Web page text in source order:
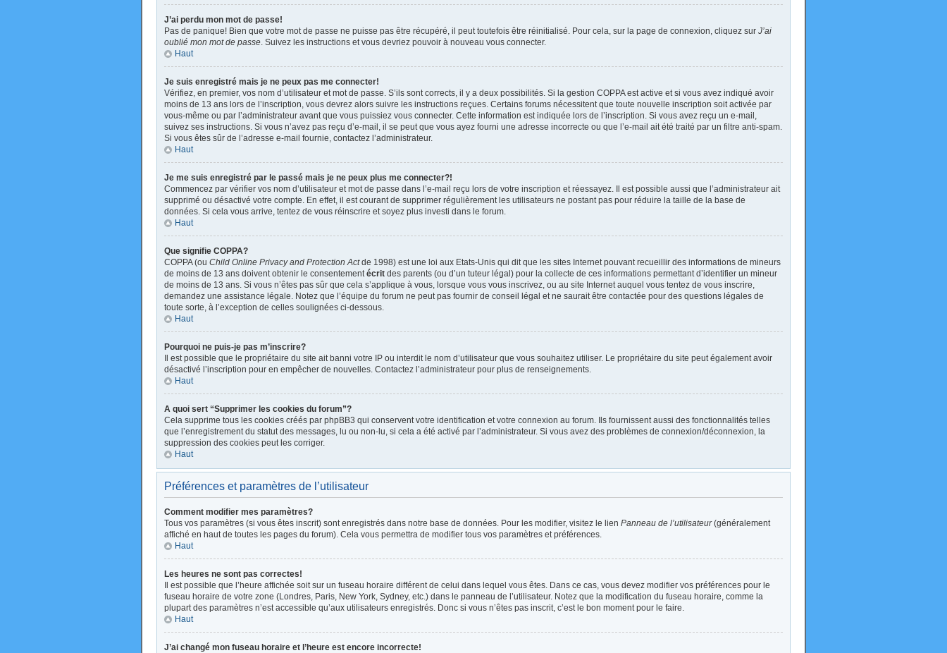
J’ai perdu mon mot de passe!
Pas de panique! Bien que votre mot de passe ne puisse pas être récupéré, il peut toutefois être réinitialisé. Pour cela, sur la page de connexion, cliquez sur J’ai
oublié mon mot de passe. Suivez les instructions et vous devriez pouvoir à nouveau vous connecter.
Haut
Je suis enregistré mais je ne peux pas me connecter!
Vérifiez, en premier, vos nom d’utilisateur et mot de passe. S’ils sont corrects, il y a deux possibilités. Si la gestion COPPA est active et si vous avez indiqué avoir
moins de 13 ans lors de l’inscription, vous devrez alors suivre les instructions reçues. Certains forums nécessitent que toute nouvelle inscription soit activée par
vous-même ou par l’administrateur avant que vous puissiez vous connecter. Cette information est indiquée lors de l’inscription. Si vous avez reçu un e-mail,
suivez ses instructions. Si vous n’avez pas reçu d’e-mail, il se peut que vous ayez fourni une adresse incorrecte ou que l’e-mail ait été traité par un filtre anti-spam.
Si vous êtes sûr de l’adresse e-mail fournie, contactez l’administrateur.
Haut
Je me suis enregistré par le passé mais je ne peux plus me connecter?!
Commencez par vérifier vos nom d’utilisateur et mot de passe dans l’e-mail reçu lors de votre inscription et réessayez. Il est possible aussi que l’administrateur ait
supprimé ou désactivé votre compte. En effet, il est courant de supprimer régulièrement les utilisateurs ne postant pas pour réduire la taille de la base de
données. Si cela vous arrive, tentez de vous réinscrire et soyez plus investi dans le forum.
Haut
Que signifie COPPA?
COPPA (ou Child Online Privacy and Protection Actde 1998) est une loi aux Etats-Unis qui dit que les sites Internet pouvant recueillir des informations de mineurs
de moins de 13 ans doivent obtenir le consentementécrit des parents (ou d’un tuteur légal) pour la collecte de ces informations permettant d’identifier un mineur
de moins de 13 ans. Si vous n’êtes pas sûr que cela s’applique à vous, lorsque vous vous inscrivez, ou au site Internet auquel vous tentez de vous inscrire,
demandez une assistance légale. Notez que l’équipe du forum ne peut pas fournir de conseil légal et ne saurait être contactée pour des questions légales de
toute sorte, à l’exception de celles soulignées ci-dessous.
Haut
Pourquoi ne puis-je pas m’inscrire?
Il est possible que le propriétaire du site ait banni votre IP ou interdit le nom d’utilisateur que vous souhaitez utiliser. Le propriétaire du site peut également avoir
désactivé l’inscription pour en empêcher de nouvelles. Contactez l’administrateur pour plus de renseignements.
Haut
A quoi sert “Supprimer les cookies du forum”?
Cela supprime tous les cookies créés par phpBB3 qui conservent votre identification et votre connexion au forum. Ils fournissent aussi des fonctionnalités telles
que l’enregistrement du statut des messages, lu ou non-lu, si cela a été activé par l’administrateur. Si vous avez des problèmes de connexion/déconnexion, la
suppression des cookies peut les corriger.
Haut
Préférences et paramètres de l’utilisateur
Comment modifier mes paramètres?
Tous vos paramètres (si vous êtes inscrit) sont enregistrés dans notre base de données. Pour les modifier, visitez le lien Panneau de l’utilisateur(généralement
affiché en haut de toutes les pages du forum). Cela vous permettra de modifier tous vos paramètres et préférences.
Haut
Les heures ne sont pas correctes!
Il est possible que l’heure affichée soit sur un fuseau horaire différent de celui dans lequel vous êtes. Dans ce cas, vous devez modifier vos préférences pour le
fuseau horaire de votre zone (Londres, Paris, New York, Sydney, etc.) dans le panneau de l’utilisateur. Notez que la modification du fuseau horaire, comme la
plupart des paramètres n’est accessible qu’aux utilisateurs enregistrés. Donc si vous n’êtes pas inscrit, c’est le bon moment pour le faire.
Haut
J’ai changé mon fuseau horaire et l’heure est encore incorrecte!